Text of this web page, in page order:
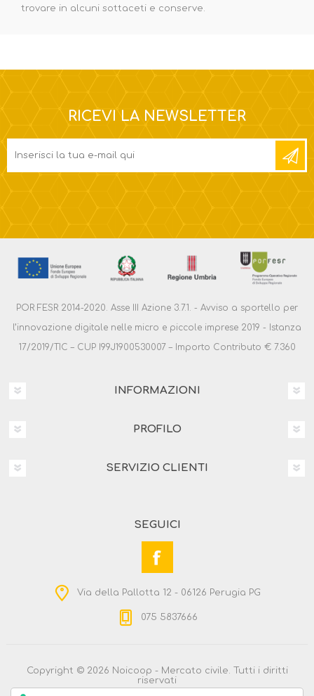
trovare in alcuni sottaceti e conserve.
RICEVI LA NEWSLETTER
POR FESR 2014-2020. Asse III Azione 3.7.1. - Avviso a sportello per
l’innovazione digitale nelle micro e piccole imprese 2019 - Istanza
17/2019/TIC – CUP I99J1900530007 – Importo Contributo € 7.360
INFORMAZIONI
PROFILO
SERVIZIO CLIENTI
SEGUICI
Via della Pallotta 12 - 06126 Perugia PG
075 5837666
Copyright © 2026 Noicoop - Mercato civile. Tutti i diritti
riservati